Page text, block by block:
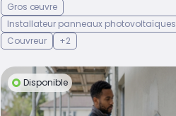
Gros œuvre
Installateur panneaux photovoltaïques
Couvreur
+2
Disponible